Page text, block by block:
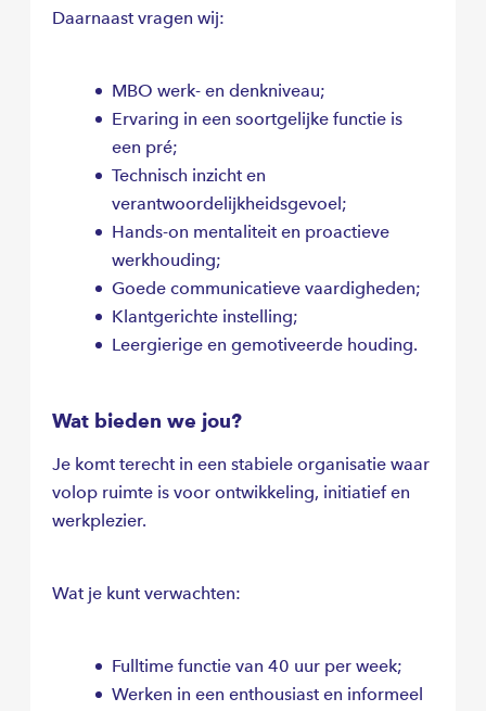
Daarnaast vragen wij:
MBO werk- en denkniveau;
Ervaring in een soortgelijke functie is
een pré;
Technisch inzicht en
verantwoordelijkheidsgevoel;
Hands-on mentaliteit en proactieve
werkhouding;
Goede communicatieve vaardigheden;
Klantgerichte instelling;
Leergierige en gemotiveerde houding.
Wat bieden we jou?
Je komt terecht in een stabiele organisatie waar
volop ruimte is voor ontwikkeling, initiatief en
werkplezier.
Wat je kunt verwachten:
Fulltime functie van 40 uur per week;
Werken in een enthousiast en informeel